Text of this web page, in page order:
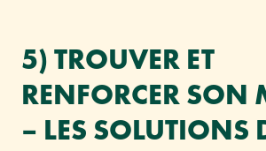
5) TROUVER ET
RENFORCER SON
– LES SOLUTIONS